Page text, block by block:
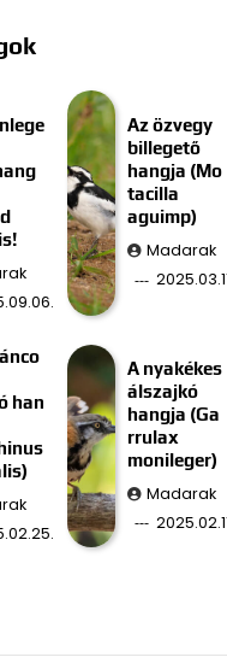
Az özvegy
billegető
hangja (Mo
tacilla
aguimp)
Madarak
han
A nyakékes
álszajkó
hangja (Ga
rrulax
monileger)
Madarak